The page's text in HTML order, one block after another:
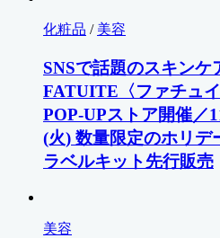
化粧品 / 美容
SNSで話題のスキンケ
FATUITE〈ファチュ
POP-UPストア開催／
(火) 数量限定のホリデ
ラベルキット先行販売
美容